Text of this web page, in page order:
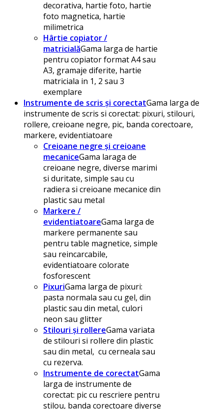
decorativa, hartie foto, hartie
foto magnetica, hartie
milimetrica
Hârtie copiator /
matricialăGama larga de hartie
pentru copiator format A4 sau
A3, gramaje diferite, hartie
matriciala in 1, 2 sau 3
exemplare
Instrumente de scris și corectatGama larga de
instrumente de scris si corectat: pixuri, stilouri,
rollere, creioane negre, pic, banda corectoare,
markere, evidentiatoare
Creioane negre și creioane
mecaniceGama laraga de
creioane negre, diverse marimi
si duritate, simple sau cu
radiera si creioane mecanice din
plastic sau metal
Markere /
evidentiatoareGama larga de
markere permanente sau
pentru table magnetice, simple
sau reincarcabile,
evidentiatoare colorate
fosforescent
PixuriGama larga de pixuri:
pasta normala sau cu gel, din
plastic sau din metal, culori
neon sau glitter
Stilouri și rollereGama variata
de stilouri si rollere din plastic
sau din metal, cu cerneala sau
cu rezerva.
Instrumente de corectatGama
larga de instrumente de
corectat: pic cu rescriere pentru
stilou, banda corectoare diverse